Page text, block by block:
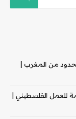
من المغرب |
للعمل الفلسطيني |